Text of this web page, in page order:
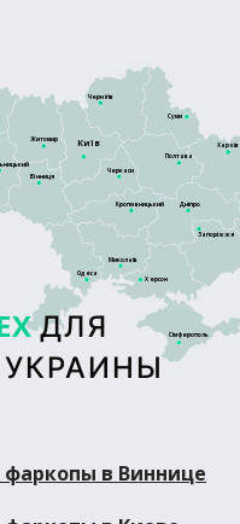
ДЛЯ
УКРАИНЫ
Сімферополь
Київ
Житомир
Дніпро
Кропивницький
Харків
Полтава
Черкаси
Суми
Чернігів
Запоріжжя
Херсон
Вінниця
Миколаїв
Одеса
в Виннице